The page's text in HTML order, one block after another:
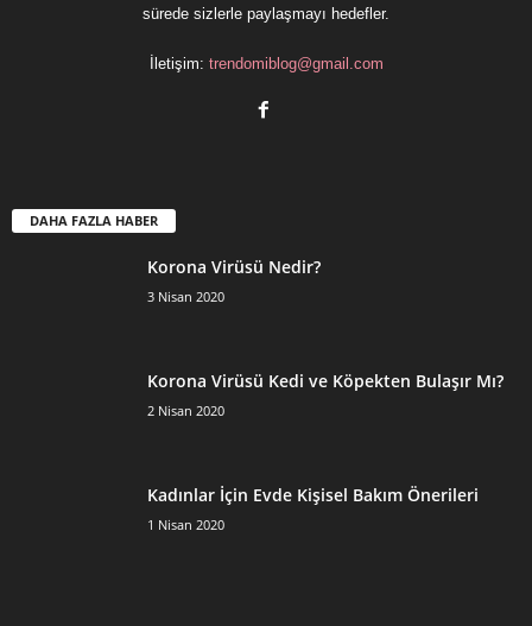
sürede sizlerle paylaşmayı hedefler.
İletişim: trendomiblog@gmail.com
DAHA FAZLA HABER
Korona Virüsü Nedir?
3 Nisan 2020
Korona Virüsü Kedi ve Köpekten Bulaşır Mı?
2 Nisan 2020
Kadınlar İçin Evde Kişisel Bakım Önerileri
1 Nisan 2020